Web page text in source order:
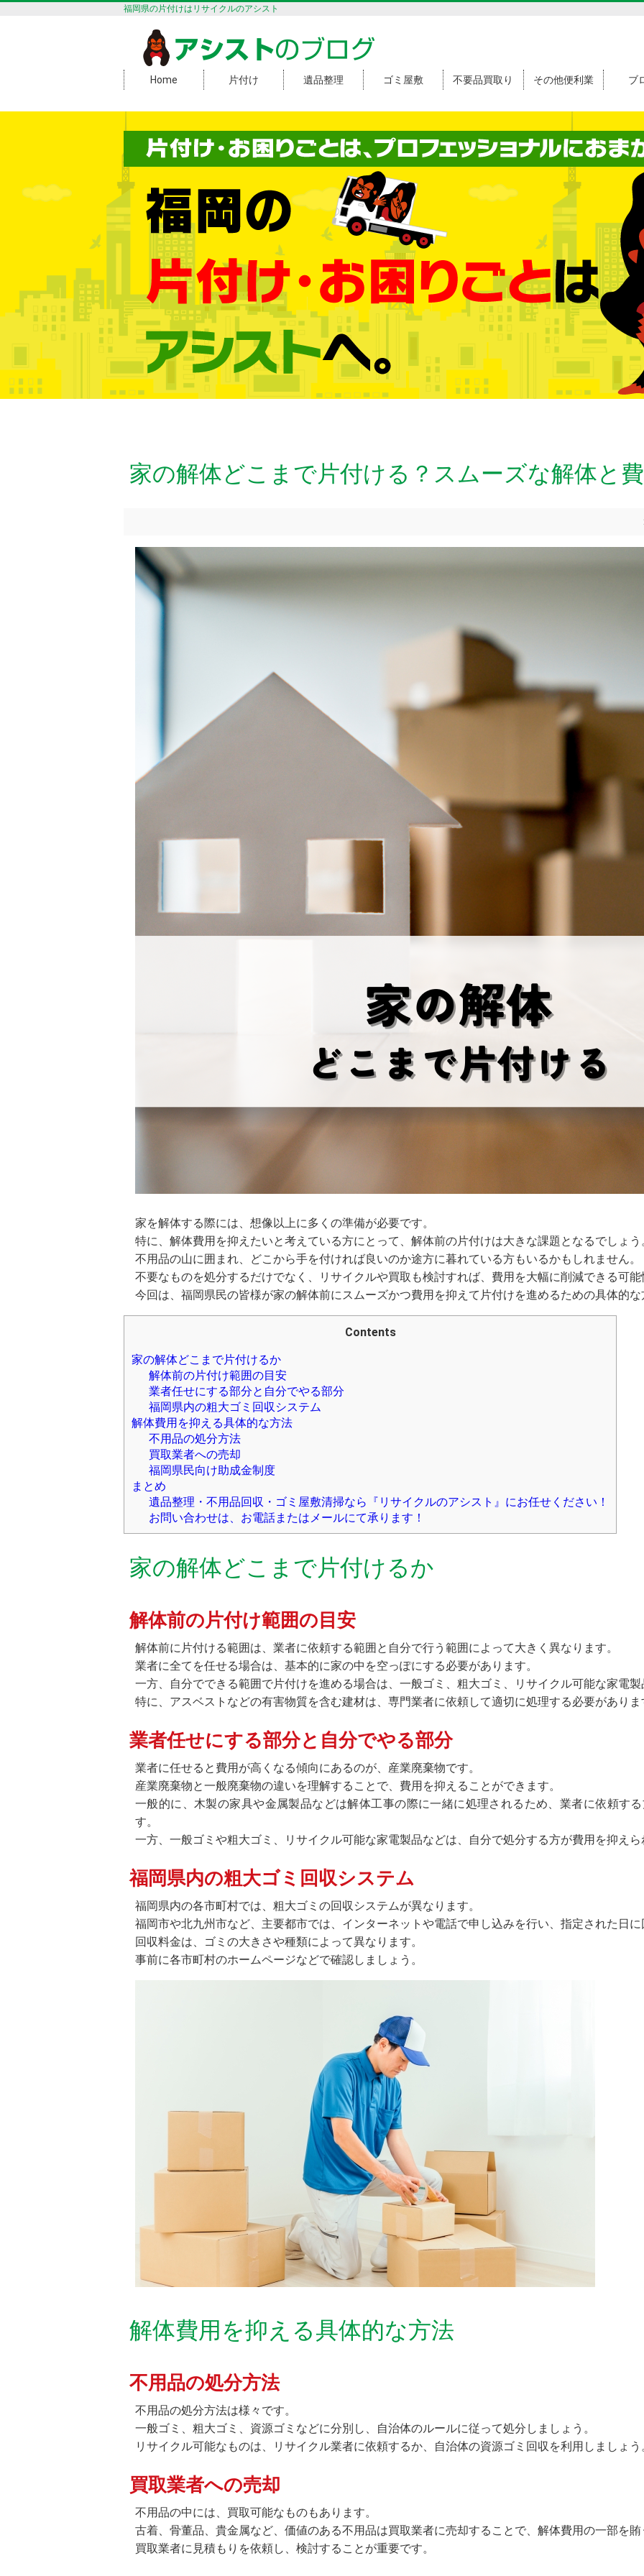
福岡県の片付けはリサイクルのアシスト
アシストのブログ
Home 片付け 遺品整理 ゴミ屋敷 不要品買取り その他便利業 ブ
家の解体どこまで片付ける？スムーズな解体と
家を解体する際には、想像以上に多くの準備が必要です。
特に、解体費用を抑えたいと考えている方にとって、解体前の片付けは大きな課題となるでしょう
不用品の山に囲まれ、どこから手を付ければ良いのか途方に暮れている方もいるかもしれません。
不要なものを処分するだけでなく、リサイクルや買取も検討すれば、費用を大幅に削減できる可能
今回は、福岡県民の皆様が家の解体前にスムーズかつ費用を抑えて片付けを進めるための具体的な
Contents
家の解体どこまで片付けるか
解体前の片付け範囲の目安
業者任せにする部分と自分でやる部分
福岡県内の粗大ゴミ回収システム
解体費用を抑える具体的な方法
不用品の処分方法
買取業者への売却
福岡県民向け助成金制度
まとめ
遺品整理・不用品回収・ゴミ屋敷清掃なら『リサイクルのアシスト』にお任せください！
お問い合わせは、お電話またはメールにて承ります！
家の解体どこまで片付けるか
解体前の片付け範囲の目安
解体前に片付ける範囲は、業者に依頼する範囲と自分で行う範囲によって大きく異なります。
業者に全てを任せる場合は、基本的に家の中を空っぽにする必要があります。
一方、自分でできる範囲で片付けを進める場合は、一般ゴミ、粗大ゴミ、リサイクル可能な家電製
特に、アスベストなどの有害物質を含む建材は、専門業者に依頼して適切に処理する必要がありま
業者任せにする部分と自分でやる部分
業者に任せると費用が高くなる傾向にあるのが、産業廃棄物です。
産業廃棄物と一般廃棄物の違いを理解することで、費用を抑えることができます。
一般的に、木製の家具や金属製品などは解体工事の際に一緒に処理されるため、業者に依頼す
す。
一方、一般ゴミや粗大ゴミ、リサイクル可能な家電製品などは、自分で処分する方が費用を抑えら
福岡県内の粗大ゴミ回収システム
福岡県内の各市町村では、粗大ゴミの回収システムが異なります。
福岡市や北九州市など、主要都市では、インターネットや電話で申し込みを行い、指定された日に
回収料金は、ゴミの大きさや種類によって異なります。
事前に各市町村のホームページなどで確認しましょう。
解体費用を抑える具体的な方法
不用品の処分方法
不用品の処分方法は様々です。
一般ゴミ、粗大ゴミ、資源ゴミなどに分別し、自治体のルールに従って処分しましょう。
リサイクル可能なものは、リサイクル業者に依頼するか、自治体の資源ゴミ回収を利用しましょう
買取業者への売却
不用品の中には、買取可能なものもあります。
古着、骨董品、貴金属など、価値のある不用品は買取業者に売却することで、解体費用の一部を賄
買取業者に見積もりを依頼し、検討することが重要です。